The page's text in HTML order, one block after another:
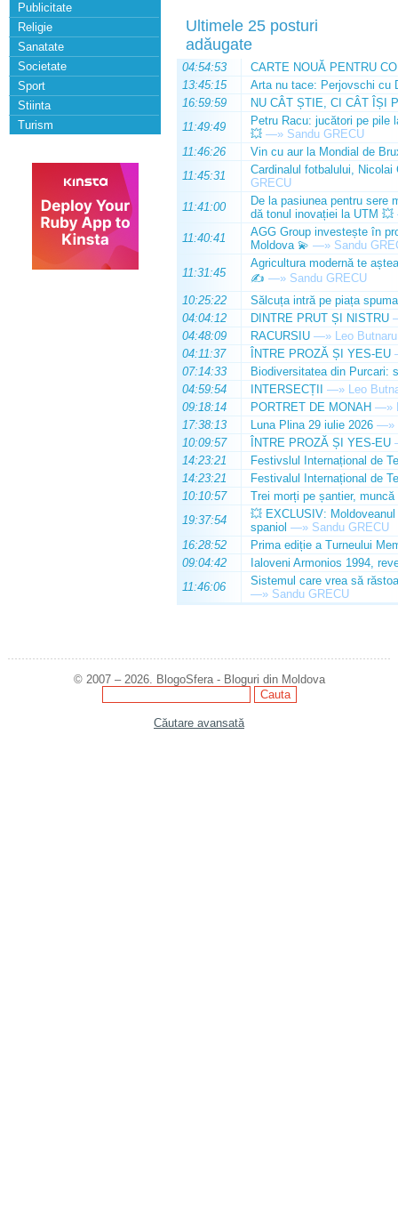
Publicitate
Religie
Sanatate
Societate
Sport
Stiinta
Turism
Ultimele 25 posturi
adăugate
04:54:53
CARTE NOUĂ PENTRU
13:45:15
Arta nu tace: Perjovschi cu
16:59:59
NU CÂT ȘTIE, CI CÂT ÎȘI
11:49:49
Petru Racu: jucători pe pile
💥 —» Sandu GRECU
11:46:26
Vin cu aur la Mondial de
11:45:31
Cardinalul fotbalului,
GRECU
11:41:00
De la pasiunea pentru sere
dă tonul inovației la UTM 💥
11:40:41
AGG Group investește în
Moldova 💫 —» Sandu
11:31:45
Agricultura modernă te
✍️ —» Sandu GRECU
10:25:22
Sălcuța intră pe piața
04:04:12
DINTRE PRUT ȘI NISTRU
04:48:09
RACURSIU —» Leo Butnaru
04:11:37
ÎNTRE PROZĂ ȘI YES-EU
07:14:33
Biodiversitatea din Purcari:
04:59:54
INTERSECȚII —» Leo
09:18:14
PORTRET DE MONAH —»
17:38:13
Luna Plina 29 iulie 2026 —»
10:09:57
ÎNTRE PROZĂ ȘI YES-EU
14:23:21
Festivslul Internațional de
14:23:21
Festivalul Internațional de
10:10:57
Trei morți pe șantier, muncă
19:37:54
💥 EXCLUSIV:
spaniol —» Sandu GRECU
16:28:52
Prima ediție a Turneului
09:04:42
Ialoveni Armonios 1994,
11:46:06
Sistemul care vrea să
—» Sandu GRECU
© 2007 – 2026. BlogoSfera - Bloguri din Moldova
Căutare avansată